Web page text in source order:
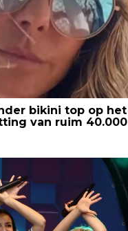
bikini top op het
van ruim 40.000